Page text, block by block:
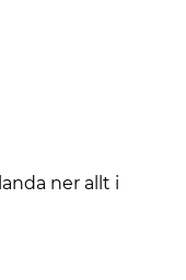
ner allt i